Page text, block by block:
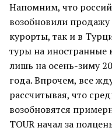
Напомним, что
возобновили продажу
курорты, так и в
туры на иностранные
лишь на осень-зиму
года. Впрочем, все
рассчитывая, что
возобновятся
TOUR начал за